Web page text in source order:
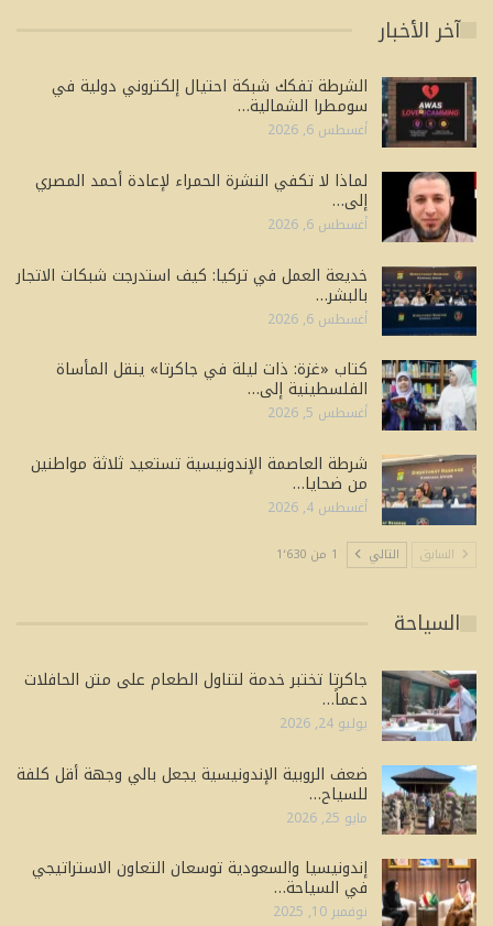
آخر الأخبار
الشرطة تفكك شبكة احتيال إلكتروني دولية في
سومطرا الشمالية…
أغسطس 6, 2026
لماذا لا تكفي النشرة الحمراء لإعادة أحمد المصري
إلى…
أغسطس 6, 2026
خديعة العمل في تركيا: كيف استدرجت شبكات الاتجار
بالبشر…
أغسطس 6, 2026
كتاب «غزة: ذات ليلة في جاكرتا» ينقل المأساة
الفلسطينية إلى…
أغسطس 5, 2026
شرطة العاصمة الإندونيسية تستعيد ثلاثة مواطنين
من ضحايا…
أغسطس 4, 2026
السابق التالي 1 من 1٬630
السياحة
جاكرتا تختبر خدمة لتناول الطعام على متن الحافلات
دعماً…
يوليو 24, 2026
ضعف الروبية الإندونيسية يجعل بالي وجهة أقل كلفة
للسياح…
مايو 25, 2026
إندونيسيا والسعودية توسعان التعاون الاستراتيجي
في السياحة…
نوفمبر 10, 2025